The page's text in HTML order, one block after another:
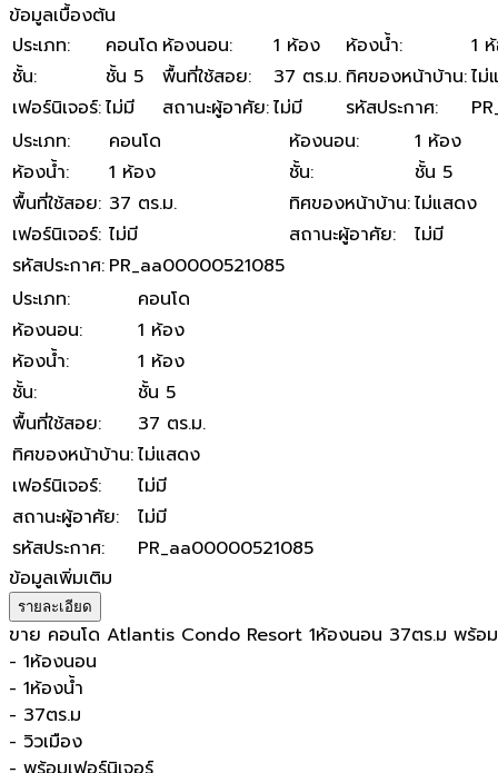
ข้อมูลเบื้องต้น
ประเภท: คอนโด ห้องนอน: 1 ห้อง ห้องน้ำ:
1
ชั้น: ชั้น 5 พื้นที่ใช้สอย: 37 ตร.ม. ทิศของหน้าบ้าน:ไม่
เฟอร์นิเจอร์:ไม่มี สถานะผู้อาศัย:ไม่มี รหัสประกาศ:
ประเภท: คอนโด ห้องนอน:
1 ห้อง
ห้องน้ำ: 1 ห้อง ชั้น:
ชั้น 5
พื้นที่ใช้สอย: 37 ตร.ม. ทิศของหน้าบ้าน:ไม่แสดง
เฟอร์นิเจอร์: ไม่มี สถานะผู้อาศัย:
ไม่มี
รหัสประกาศ: PR_aa00000521085
ประเภท:
คอนโด
ห้องนอน:
1 ห้อง
ห้องน้ำ:
1 ห้อง
ชั้น:
ชั้น 5
พื้นที่ใช้สอย:
37 ตร.ม.
ทิศของหน้าบ้าน:ไม่แสดง
เฟอร์นิเจอร์:
ไม่มี
สถานะผู้อาศัย:
ไม่มี
รหัสประกาศ:
PR_aa00000521085
ข้อมูลเพิ่มเติม
รายละเอียด
ขาย คอนโด Atlantis Condo Resort 1ห้องนอน 37ตร.ม พร้อม
- 1ห้องนอน
- 1ห้องน้ำ
- 37ตร.ม
- วิวเมือง